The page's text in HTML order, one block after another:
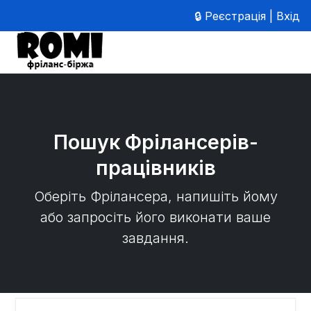
🔒 Реєстрація | Вхід
Пошук Фрілансерів-
працівників
Оберіть Фрілансера, напишіть йому
або запросіть його виконати ваше
завдання.